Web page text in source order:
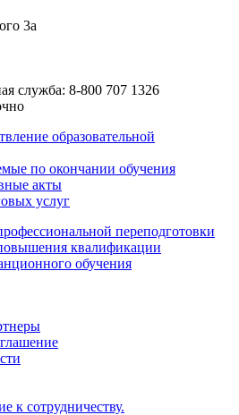
3а
служба: 8-800 707 1326
образовательной
по окончании обучения
акты
услуг
переподготовки
квалификации
обучения
к сотрудничеству.